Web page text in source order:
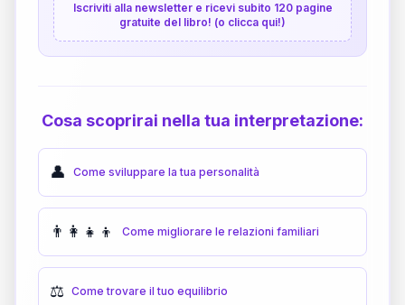
Iscriviti alla newsletter e ricevi subito 120 pagine
gratuite del libro! (o clicca qui!)
Cosa scoprirai nella tua interpretazione:
👤 Come sviluppare la tua personalità
👨‍👩‍👧‍👦 Come migliorare le relazioni familiari
⚖️ Come trovare il tuo equilibrio